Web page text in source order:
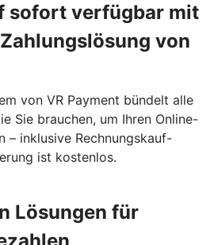
sofort verfügbar mit
von
von VR Payment bündelt alle
Sie brauchen, um Ihren Online-
– inklusive Rechnungskauf-
ist kostenlos.
Lösungen für